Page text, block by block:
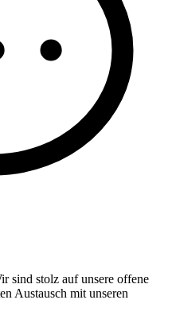
sind stolz auf unsere offene
Austausch mit unseren